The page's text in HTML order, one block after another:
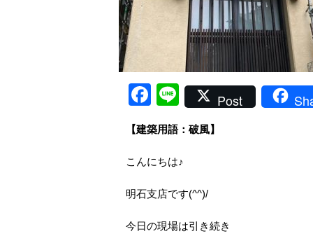
Facebook
LinePost
【建築用語：破風】
こんにちは♪
明石支店です(^^)/
今日の現場は引き続き